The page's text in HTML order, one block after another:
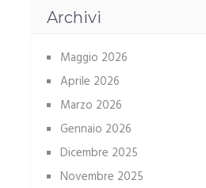
Archivi
Maggio 2026
Aprile 2026
Marzo 2026
Gennaio 2026
Dicembre 2025
Novembre 2025